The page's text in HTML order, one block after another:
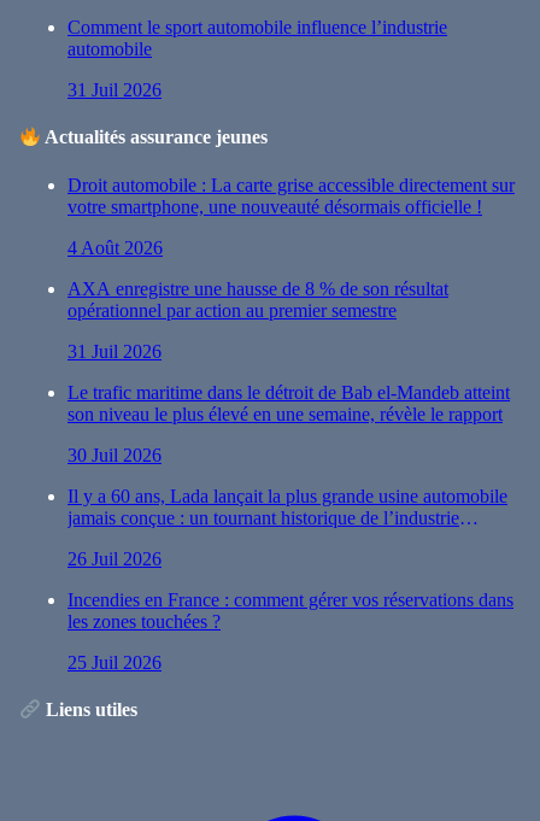
Comment le sport automobile influence l’industrie
automobile
31 Juil 2026
Actualités assurance jeunes
Droit automobile : La carte grise accessible directement sur
votre smartphone, une nouveauté désormais officielle !
4 Août 2026
AXA enregistre une hausse de 8 % de son résultat
opérationnel par action au premier semestre
31 Juil 2026
Le trafic maritime dans le détroit de Bab el-Mandeb atteint
son niveau le plus élevé en une semaine, révèle le rapport
30 Juil 2026
Il y a 60 ans, Lada lançait la plus grande usine automobile
jamais conçue : un tournant historique de l’industrie
26 Juil 2026
Incendies en France : comment gérer vos réservations dans
les zones touchées ?
25 Juil 2026
Liens utiles